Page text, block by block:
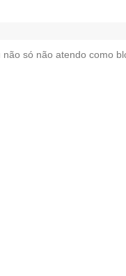
só não atendo como